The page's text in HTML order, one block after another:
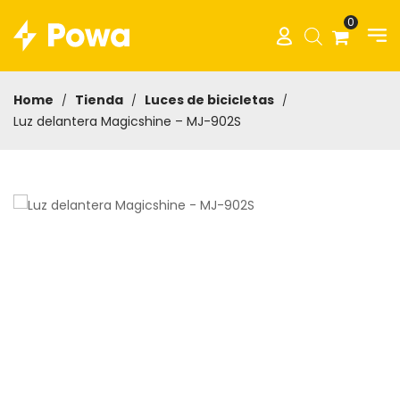
0
Home / Tienda / Luces de bicicletas /
Luz delantera Magicshine – MJ-902S